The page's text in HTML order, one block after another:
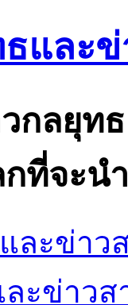
ธและ
วกลยุ
ที่จะน